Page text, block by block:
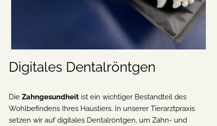
Digitales Dentalröntgen
Die Zahngesundheit ist ein wichtiger Bestandteil des
Wohlbefindens Ihres Haustiers. In unserer Tierarztpraxis
setzen wir auf digitales Dentalröntgen, um Zahn- und